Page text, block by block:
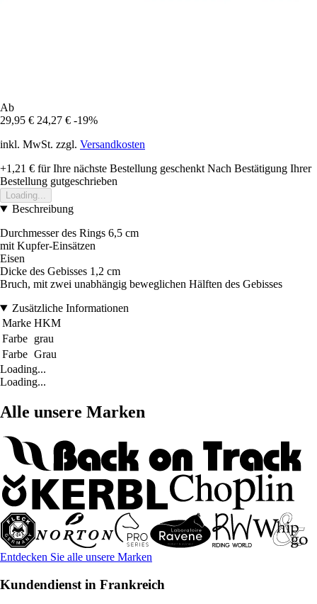
Ab
29,95 € 24,27 € -19%
inkl. MwSt. zzgl. Versandkosten
+1,21 € für Ihre nächste Bestellung geschenkt Nach Bestätigung Ihrer
Bestellung gutgeschrieben
Loading...
Beschreibung
Durchmesser des Rings 6,5 cm
mit Kupfer-Einsätzen
Eisen
Dicke des Gebisses 1,2 cm
Bruch, mit zwei unabhängig beweglichen Hälften des Gebisses
Zusätzliche Informationen
Marke HKM
Farbe grau
Farbe Grau
Loading...
Loading...
Alle unsere Marken
Entdecken Sie alle unsere Marken
Kundendienst in Frankreich